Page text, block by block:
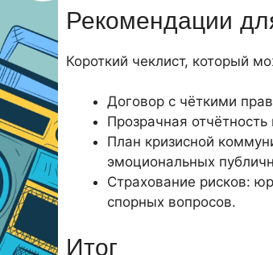
Рекомендации
Короткий чеклист, который
Договор с чёткими
Прозрачная
План кризисной
эмоциональных
Страхование рисков:
спорных вопросов.
Итог